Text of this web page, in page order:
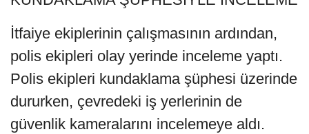
İtfaiye ekiplerinin çalışmasının ardından,
polis ekipleri olay yerinde inceleme yaptı.
Polis ekipleri kundaklama şüphesi üzerinde
dururken, çevredeki iş yerlerinin de
güvenlik kameralarını incelemeye aldı.